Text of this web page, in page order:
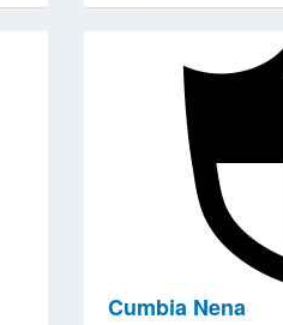
Cumbia Nena